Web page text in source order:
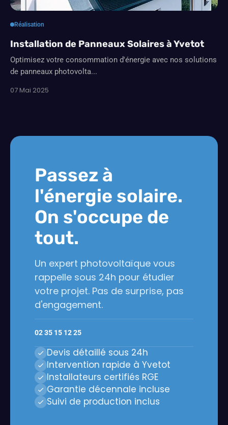
Réalisation
Installation de Panneaux Solaires à Yvetot
Optimisez votre consommation d'énergie avec nos solutions
de panneaux photovolta...
07 Mai 2025
Passez à
l'énergie solaire.
On s'occupe de
tout.
Un expert photovoltaïque vous
rappelle sous 24h pour étudier
votre projet. Pas de surprise, pas
d'engagement.
02 35 15 12 25
Devis détaillé sous 24h
Intervention rapide à Yvetot
Installateurs certifiés RGE
Garantie décennale incluse
Suivi de production inclus